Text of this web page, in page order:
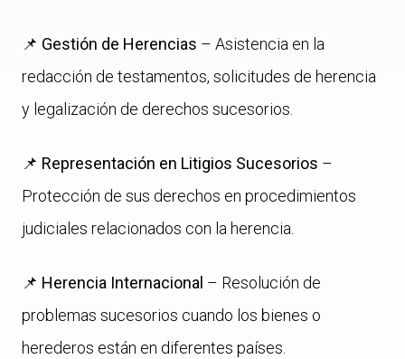
📌 Gestión de Herencias – Asistencia en la
redacción de testamentos, solicitudes de herencia
y legalización de derechos sucesorios.
📌 Representación en Litigios Sucesorios –
Protección de sus derechos en procedimientos
judiciales relacionados con la herencia.
📌 Herencia Internacional – Resolución de
problemas sucesorios cuando los bienes o
herederos están en diferentes países.